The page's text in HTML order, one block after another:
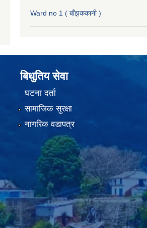
Ward no 1 ( बाँझककानी )
बिधुतिय सेवा
घटना दर्ता
सामाजिक सुरक्षा
नागरिक वडापत्र